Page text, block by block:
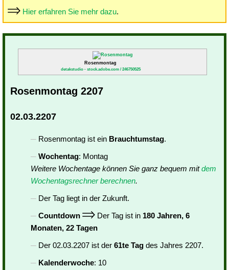
Hier erfahren Sie mehr dazu.
Rosenmontag
detakstudio - stock.adobe.com / 246750525
Rosenmontag 2207
02.03.2207
Rosenmontag ist ein Brauchtumstag.
Wochentag: Montag
Weitere Wochentage können Sie ganz bequem mitdem
Wochentagsrechner berechnen.
Der Tag liegt in der Zukunft.
Countdown
Der Tag ist in 180 Jahren, 6
Monaten, 22 Tagen
Der 02.03.2207 ist der 61te Tag des Jahres 2207.
Kalenderwoche: 10